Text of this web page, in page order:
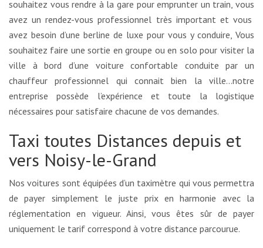
souhaitez vous rendre à la gare pour emprunter un train, vous
avez un rendez-vous professionnel très important et vous
avez besoin d’une berline de luxe pour vous y conduire, Vous
souhaitez faire une sortie en groupe ou en solo pour visiter la
ville à bord d’une voiture confortable conduite par un
chauffeur professionnel qui connait bien la ville…notre
entreprise possède l’expérience et toute la logistique
nécessaires pour satisfaire chacune de vos demandes.
Taxi toutes Distances depuis et
vers Noisy-le-Grand
Nos voitures sont équipées d’un taximètre qui vous permettra
de payer simplement le juste prix en harmonie avec la
réglementation en vigueur. Ainsi, vous êtes sûr de payer
uniquement le tarif correspond à votre distance parcourue.